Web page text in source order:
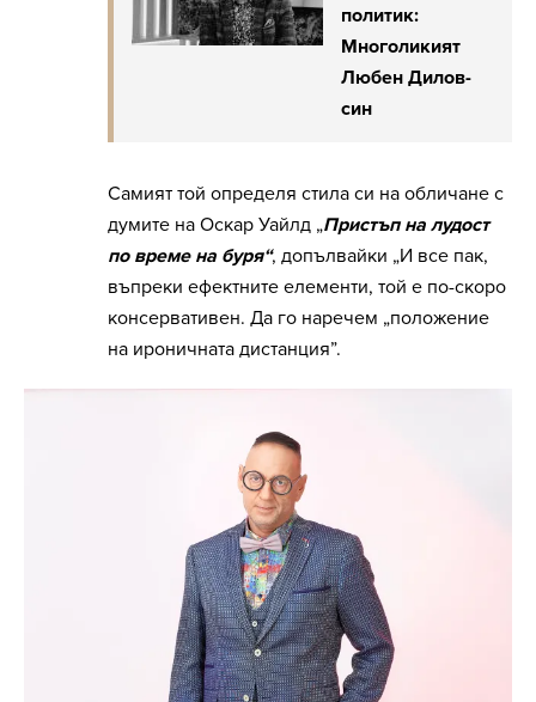
политик:
Многоликият
Любен Дилов-
син
Самият той определя стила си на обличане с
думите на Оскар Уайлд „Пристъп на лудост
по време на буря“, допълвайки „И все пак,
въпреки ефектните елементи, той е по-скоро
консервативен. Да го наречем „положение
на ироничната дистанция”.